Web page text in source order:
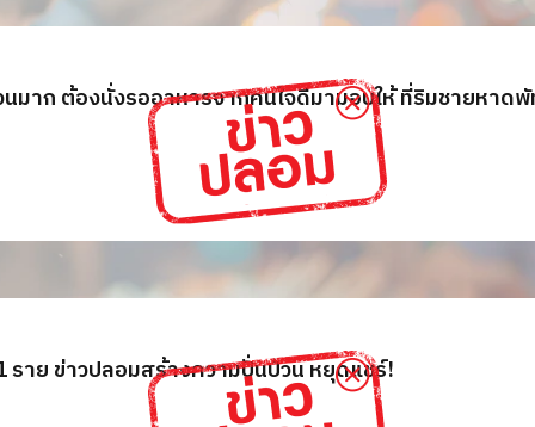
มาก ต้องนั่งรออาหารจากคนใจดีมามอบให้ ที่ริมชายหาด
ราย ข่าวปลอมสร้างความปั่นป่วน​ หยุดแชร์!